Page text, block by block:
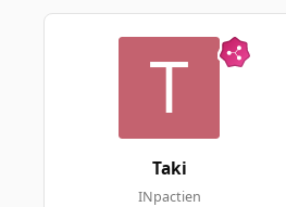
Taki
INpactien